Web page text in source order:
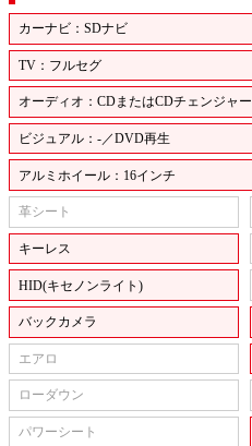
カーナビ：SDナビ
TV：フルセグ
オーディオ：CDまたはCDチェンジャー
ビジュアル：-／DVD再生
アルミホイール：16インチ
革シート
キーレス
HID(キセノンライト)
バックカメラ
エアロ
ローダウン
パワーシート